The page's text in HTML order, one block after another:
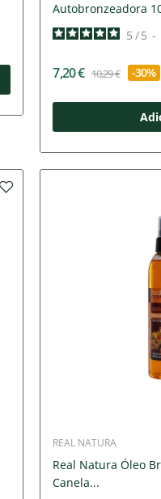
Autobronzeadora
5 / 5 -
7,20 € 10,29 € -30%
REAL NATURA
Real Natura Óleo
Canela...